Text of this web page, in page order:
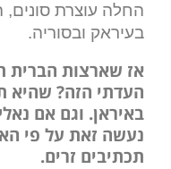
החלה עוצרת סונים,
בעיראק ובסוריה.
אז שארצות הברית
העדתי הזה? שהיא
באיראן. וגם אם
נעשה זאת על פי
תכתיבים זרים.